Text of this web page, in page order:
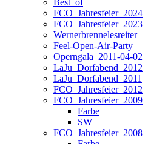
Best_of
FCO_Jahresfeier_2024
FCO_Jahresfeier_2023
Wernerbrennelesreiter
Feel-Open-Air-Party
Operngala_2011-04-02
LaJu_Dorfabend_2012
LaJu_Dorfabend_2011
FCO_Jahresfeier_2012
FCO_Jahresfeier_2009
Farbe
SW
FCO_Jahresfeier_2008